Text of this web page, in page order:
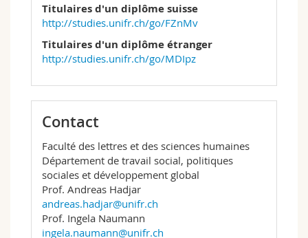
Titulaires d'un diplôme suisse
http://studies.unifr.ch/go/FZnMv
Titulaires d'un diplôme étranger
http://studies.unifr.ch/go/MDIpz
Contact
Faculté des lettres et des sciences humaines
Département de travail social, politiques
sociales et développement global
Prof. Andreas Hadjar
andreas.hadjar@unifr.ch
Prof. Ingela Naumann
ingela.naumann@unifr.ch